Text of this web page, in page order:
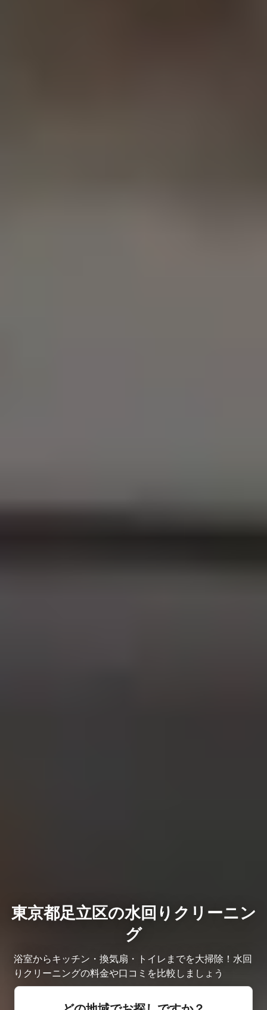
東京都足立区の水回りクリーニン
グ
浴室からキッチン・換気扇・トイレまでを大掃除！水回
りクリーニングの料金や口コミを比較しましょう